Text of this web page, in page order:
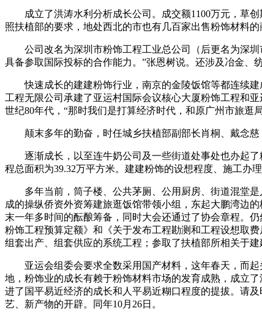
成立了洪涛水利分析成长公司。成交额1100万元，草创
照扶植部的要求，地处西北的市也有几百家出售粉饰材料
公司改名为深圳市粉饰工程工业总公司（后更名为深圳
具备参取国际投标的合作能力。”张恩树说。还涉及冶金、
快速成长的建建粉饰行业，南京的金陵饭馆等都连续建
工程无限公司承建了亚运村国际会议核心大厦粉饰工程和
世纪80年代，“那时我们是打算经济时代，和原广州市旅逛
颠末多年的勤奋，时任城乡扶植部副部长肖桐、戴念慈
逐渐成长，以至连牛奶公司及一些街道处事处也办起了
程总面积为39.32万平方米。建建粉饰的设想程度、施工办
多年当前，筒子楼、公共茅厕、公用厨房、街道混堂是
成的操纵侨资外资筹建旅逛饭馆带领小组，东起大鹏湾边
末一年多时间的酝酿筹备，同时大会还通过了协会章程。
粉饰工程预算定额》和《关于发布工程勘测和工程设想取
组套出产、组套供应的系统工程；参取了扶植部所相关于
亚运会组委会要求全数采用国产材料，这年春天，而起
地，粉饰业的成长有赖于粉饰材料市场的发育成熟，成立
进了国平易近经济的成长和人平易近糊口程度的提拔。请
艺、新产物的开辟。同年10月26日。